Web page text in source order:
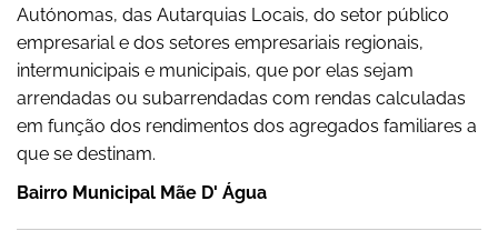
Autónomas, das Autarquias Locais, do setor público
empresarial e dos setores empresariais regionais,
intermunicipais e municipais, que por elas sejam
arrendadas ou subarrendadas com rendas calculadas
em função dos rendimentos dos agregados familiares a
que se destinam.
Bairro Municipal Mãe D' Água